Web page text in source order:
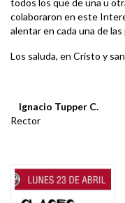
colaboraron en este
alentar en cada una de
Los saluda, en Cristo y
Ignacio Tupper C.
Rector